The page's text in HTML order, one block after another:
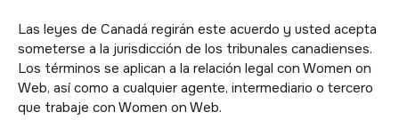
Las leyes de Canadá regirán este acuerdo y usted acepta
someterse a la jurisdicción de los tribunales canadienses.
Los términos se aplican a la relación legal con Women on
Web, así como a cualquier agente, intermediario o tercero
que trabaje con Women on Web.